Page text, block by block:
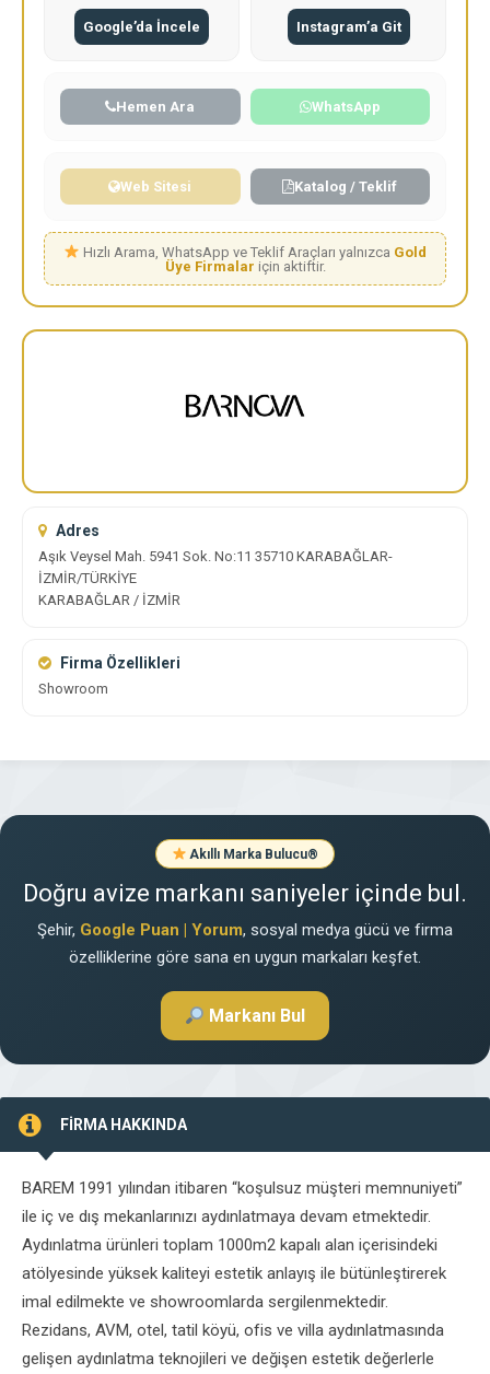
Google’da İncele Instagram’a Git
Hemen Ara WhatsApp
Web Sitesi Katalog / Teklif
Hızlı Arama, WhatsApp ve Teklif Araçları yalnızca Gold
Üye Firmalar için aktiftir.
Adres
Aşık Veysel Mah. 5941 Sok. No:11 35710 KARABAĞLAR-
İZMİR/TÜRKİYE
KARABAĞLAR / İZMİR
Firma Özellikleri
Showroom
Akıllı Marka Bulucu®
Doğru avize markanı saniyeler içinde bul.
Şehir, Google Puan | Yorum, sosyal medya gücü ve firma
özelliklerine göre sana en uygun markaları keşfet.
Markanı Bul
FİRMA HAKKINDA
BAREM 1991 yılından itibaren “koşulsuz müşteri memnuniyeti”
ile iç ve dış mekanlarınızı aydınlatmaya devam etmektedir.
Aydınlatma ürünleri toplam 1000m2 kapalı alan içerisindeki
atölyesinde yüksek kaliteyi estetik anlayış ile bütünleştirerek
imal edilmekte ve showroomlarda sergilenmektedir.
Rezidans, AVM, otel, tatil köyü, ofis ve villa aydınlatmasında
gelişen aydınlatma teknojileri ve değişen estetik değerlerle